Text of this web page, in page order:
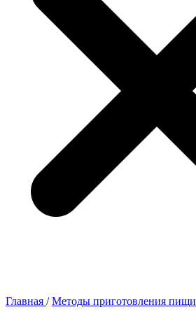
Главная /Методы приготовления пищи